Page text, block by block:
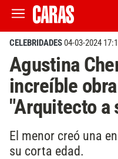
CELEBRIDADES04-03-2024
Agustina
increíble
"Arquitecto a
El menor creó una
su corta edad.